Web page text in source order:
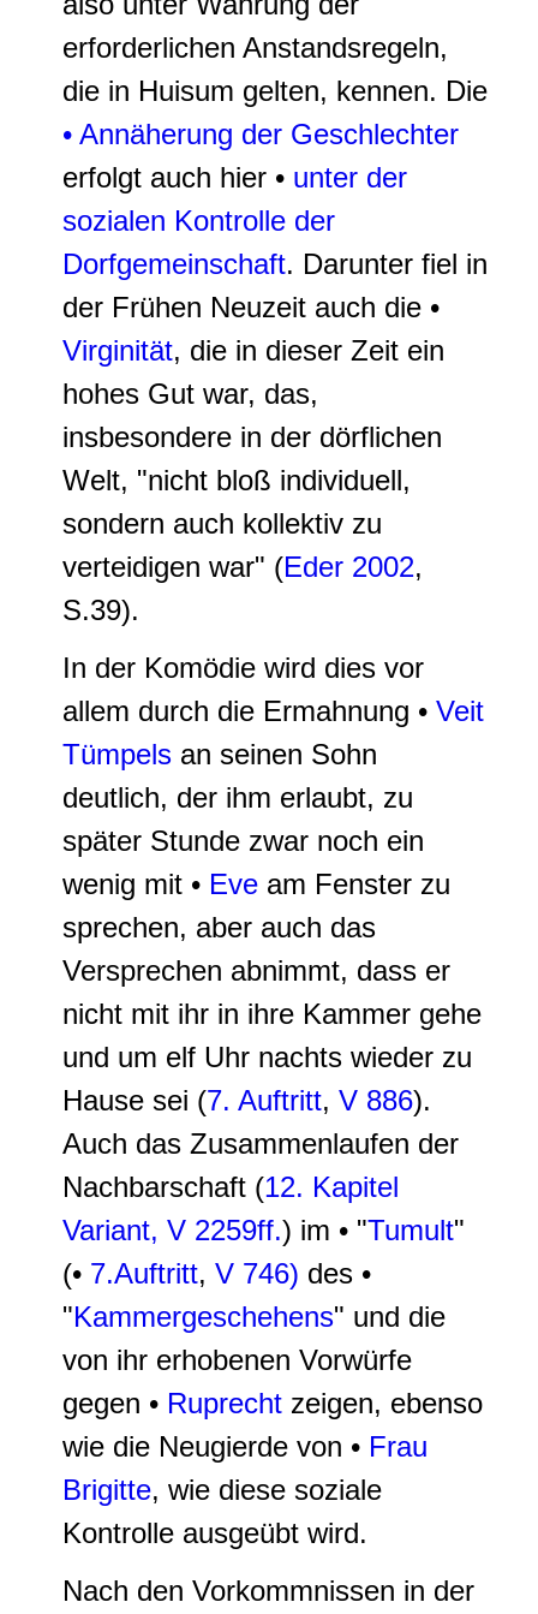
erforderlichen Anstandsregeln,
die in Huisum gelten, kennen. Die
• Annäherung der Geschlechter
erfolgt auch hier • unter der
sozialen Kontrolle der
Dorfgemeinschaft. Darunter fiel in
der Frühen Neuzeit auch die •
Virginität, die in dieser Zeit ein
hohes Gut war, das,
insbesondere in der dörflichen
Welt, "nicht bloß individuell,
sondern auch kollektiv zu
verteidigen war" (Eder 2002,
S.39).
In der Komödie wird dies vor
allem durch die Ermahnung • Veit
Tümpels an seinen Sohn
deutlich, der ihm erlaubt, zu
später Stunde zwar noch ein
wenig mit • Eve am Fenster zu
sprechen, aber auch das
Versprechen abnimmt, dass er
nicht mit ihr in ihre Kammer gehe
und um elf Uhr nachts wieder zu
Hause sei (7. Auftritt, V 886).
Auch das Zusammenlaufen der
Nachbarschaft (12. Kapitel
Variant, V 2259ff.) im • "Tumult"
(• 7.Auftritt, V 746) des •
"Kammergeschehens" und die
von ihr erhobenen Vorwürfe
gegen • Ruprecht zeigen, ebenso
wie die Neugierde von • Frau
Brigitte, wie diese soziale
Kontrolle ausgeübt wird.
Nach den Vorkommnissen in der